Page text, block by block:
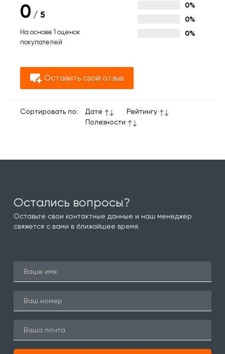
0 / 5
На основе 1 оценок
покупателей
0%
0%
0%
Оставить свой отзыв
Сортировать по: Дате
Рейтингу
Полезности
Остались вопросы?
Оставьте свои контактные данные и наш менеджер
свяжется с вами в ближайшее время.